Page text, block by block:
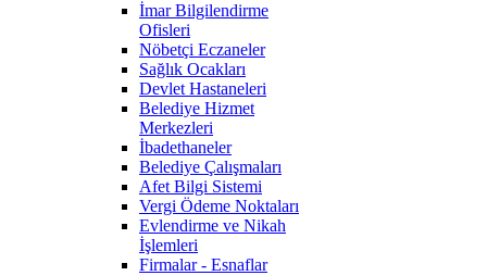
İmar Bilgilendirme
Ofisleri
Nöbetçi Eczaneler
Sağlık Ocakları
Devlet Hastaneleri
Belediye Hizmet
Merkezleri
İbadethaneler
Belediye Çalışmaları
Afet Bilgi Sistemi
Vergi Ödeme Noktaları
Evlendirme ve Nikah
İşlemleri
Firmalar - Esnaflar